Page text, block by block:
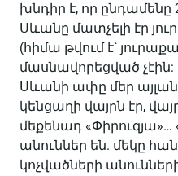
խնդիր է, որ
Սևանը մատչելի էր
(հիմա թվում է՝
մասնավորեցված չէին:
Սևանի ափը մեր
կենցաղի վայրն էր,
մեքենադ «Փիրուզյա»…
անուններ են. մեկը
կոչվածների